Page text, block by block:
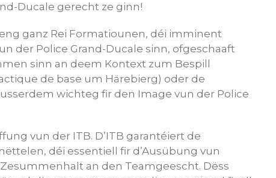
Ducale gerecht ze ginn!
eng ganz Rei Formatiounen, déi imminent
der Police Grand-Ducale sinn, ofgeschaaft
sinn an deem Kontext zum Bespill
de base um Härebierg) oder de
wichteg fir den Image vun der Police
vun der ITB. D’ITB garantéiert de
déi essentiell fir d’Ausübung vun
an den Teamgeescht. Dëss